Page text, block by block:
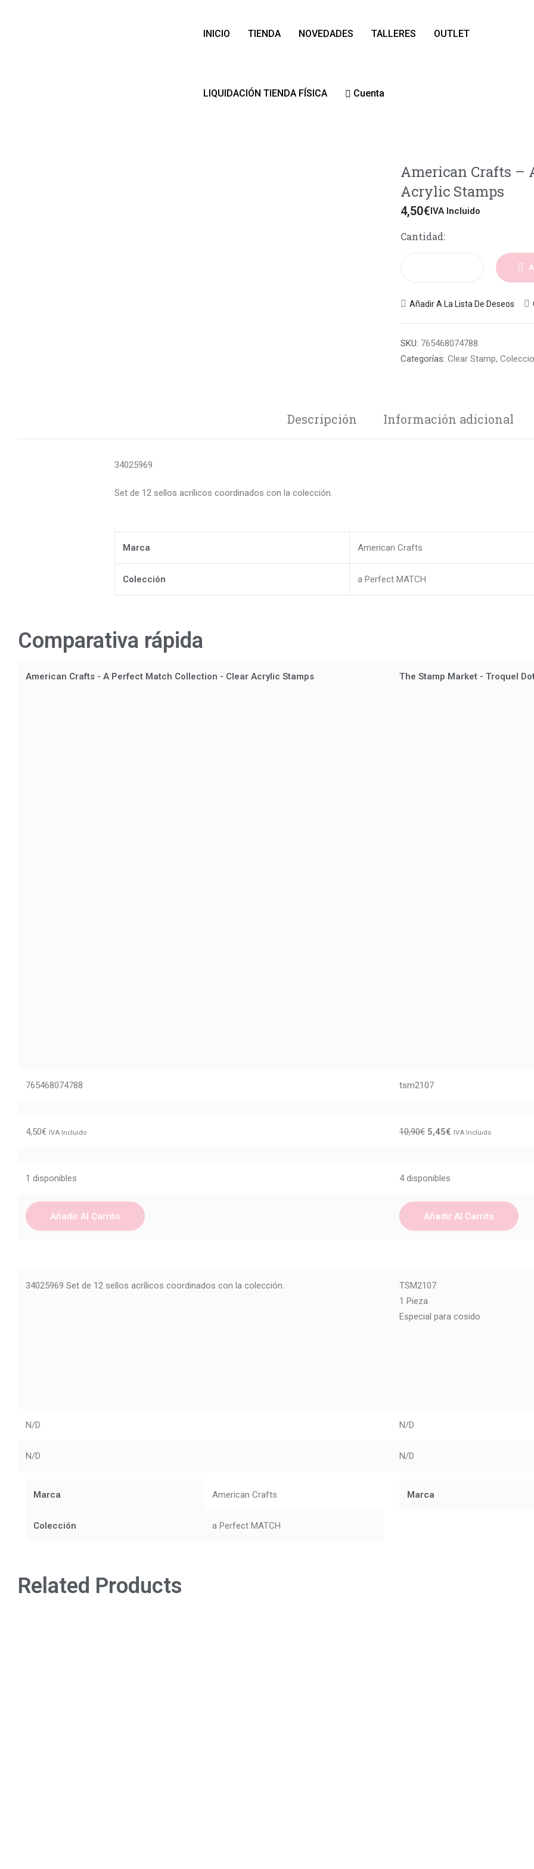
INICIO TIENDA NOVEDADES TALLERES OUTLET
LIQUIDACIÓN TIENDA FÍSICA Cuenta
American Crafts –
Acrylic Stamps
4,50€IVA Incluido
Cantidad:
Añadir A La Lista De Deseos
SKU: 765468074788
Categorías: Clear Stamp,
Descripción Información adicional
34025969
Set de 12 sellos acrílicos coordinados con la colección.
Marca American Crafts
Colección a Perfect MATCH
Comparativa rápida
American Crafts - A Perfect Match Collection - Clear Acrylic Stamps The Stamp Market - Troquel
765468074788 tsm2107
4,50€ IVA Incluido 10,90€ 5,45€ IVA Incluido
1 disponibles 4 disponibles
Añadir Al Carrito Añadir Al Carrito
34025969 Set de 12 sellos acrílicos coordinados con la colección.
TSM2107
1 Pieza
Especial para cosido
N/D N/D
N/D N/D
Marca American Crafts
Colección a Perfect MATCH
Marca
Related Products